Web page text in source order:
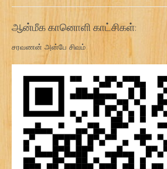
ஆன்மீக கானொளி காட்சிகள்:
சரவணன் அன்பே சிவம்